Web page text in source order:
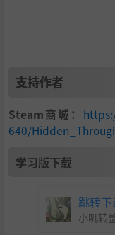
支持作者
Steam商城：
640/
学习版下载
跳转下
小叽转